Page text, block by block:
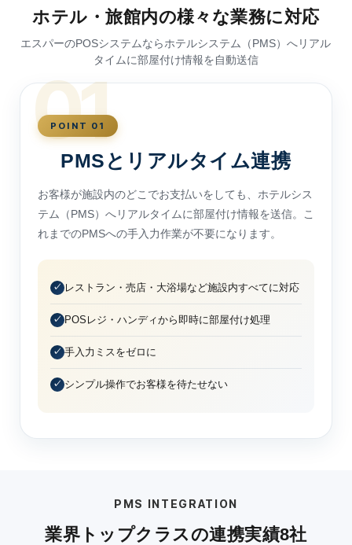
ホテル・旅館内の様々な業務に対応
エスパーのPOSシステムならホテルシステム（PMS）へリアル
タイムに部屋付け情報を自動送信
01
POINT 01
PMSとリアルタイム連携
お客様が施設内のどこでお支払いをしても、ホテルシス
テム（PMS）へリアルタイムに部屋付け情報を送信。こ
れまでのPMSへの手入力作業が不要になります。
レストラン・売店・大浴場など施設内すべてに対応
POSレジ・ハンディから即時に部屋付け処理
手入力ミスをゼロに
シンプル操作でお客様を待たせない
PMS INTEGRATION
業界トップクラスの連携実績8社